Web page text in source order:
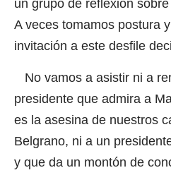
un grupo de reflexión
A veces tomamos postura
invitación a este desfile
No vamos a asistir ni a
presidente que admira a
es la asesina de nuestros
Belgrano, ni a un
y que da un montón de